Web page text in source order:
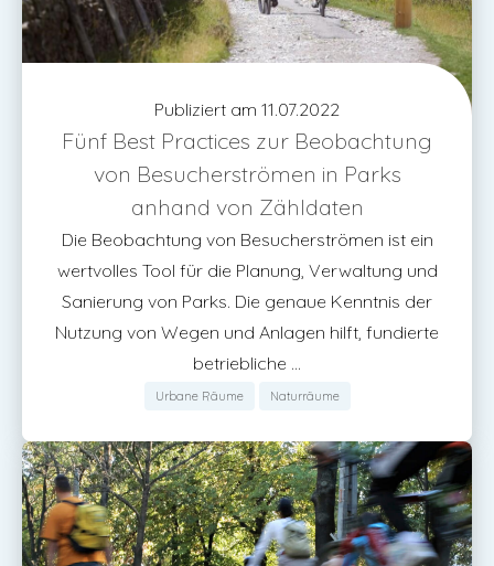
Publiziert am 11.07.2022
Fünf Best Practices zur Beobachtung
von Besucherströmen in Parks
anhand von Zähldaten
Die Beobachtung von Besucherströmen ist ein
wertvolles Tool für die Planung, Verwaltung und
Sanierung von Parks. Die genaue Kenntnis der
Nutzung von Wegen und Anlagen hilft, fundierte
betriebliche ...
Urbane Räume Naturräume